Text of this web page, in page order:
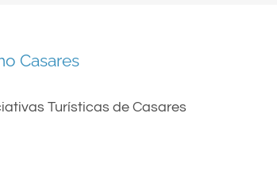
Casares
Turísticas de Casares